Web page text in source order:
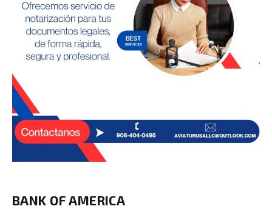
BANK OF AMERICA